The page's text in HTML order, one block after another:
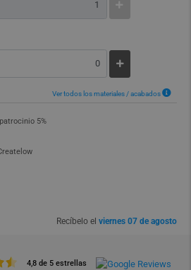
Ver todos los materiales / acabados
5%
Recíbelo el viernes 07 de agosto
4,8 de 5 estrellas